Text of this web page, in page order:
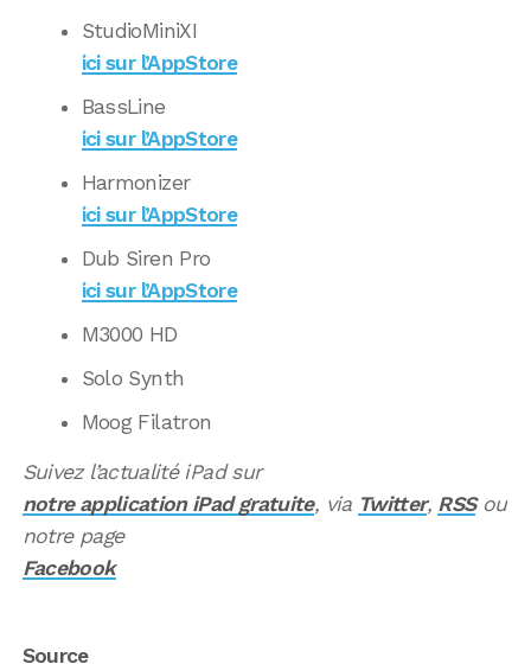
StudioMiniXI
ici sur l’AppStore
BassLine
ici sur l’AppStore
Harmonizer
ici sur l’AppStore
Dub Siren Pro
ici sur l’AppStore
M3000 HD
Solo Synth
Moog Filatron
Suivez l’actualité iPad sur
notre application iPad gratuite, via Twitter, RSSou
notre page
Facebook
Source